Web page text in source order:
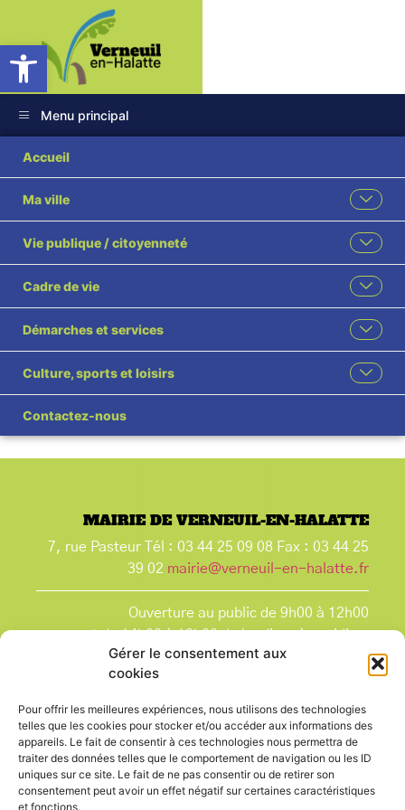
Ouvrir la barre d’outils
Gérer le consentement aux
cookies
Pour offrir les meilleures expériences, nous utilisons des technologies
telles que les cookies pour stocker et/ou accéder aux informations des
appareils. Le fait de consentir à ces technologies nous permettra de
traiter des données telles que le comportement de navigation ou les ID
uniques sur ce site. Le fait de ne pas consentir ou de retirer son
consentement peut avoir un effet négatif sur certaines caractéristiques
et fonctions.
Menu principal
Accueil
Ma ville
Vie publique / citoyenneté
Cadre de vie
Démarches et services
Culture, sports et loisirs
Contactez-nous
MAIRIE DE VERNEUIL-EN-HALATTE
7, rue Pasteur Tél : 03 44 25 09 08 Fax : 03 44 25
39 02 mairie@verneuil-en-halatte.fr
Ouverture au public de 9h00 à 12h00
et de 14h00 à 18h00 du lundi après-midi au
vendredi,
et le samedi de 9h00 à 12h00.
que les jours fériés.